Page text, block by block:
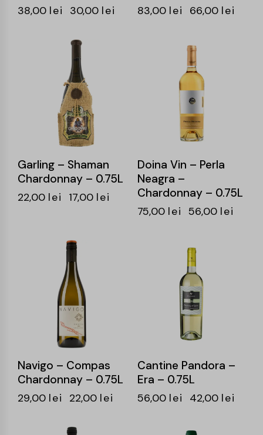
38,00 lei 30,00 lei 83,00 lei 66,00 lei
Garling – Shaman
Chardonnay – 0.75L
22,00 lei 17,00 lei
Doina Vin – Perla
Neagra –
Chardonnay – 0.75L
75,00 lei 56,00 lei
Navigo – Compas
Chardonnay – 0.75L
29,00 lei 22,00 lei
Cantine Pandora –
Era – 0.75L
56,00 lei 42,00 lei